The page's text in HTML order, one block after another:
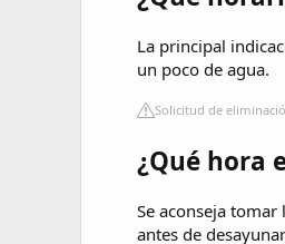
La principal
un poco de agua.
Solicitud de
¿Qué hora
Se aconseja
antes de